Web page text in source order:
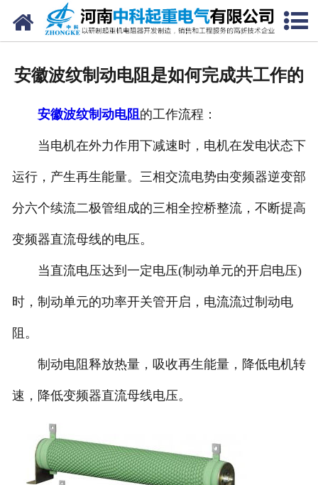
网站首页
公司风采
安徽波纹制动电阻是如何完成共工作的
安徽波纹制动电阻的工作流程：
当电机在外力作用下减速时，电机在发电状态下
运行，产生再生能量。三相交流电势由变频器逆变部
分六个续流二极管组成的三相全控桥整流，不断提高
变频器直流母线的电压。
当直流电压达到一定电压(制动单元的开启电压)
时，制动单元的功率开关管开启，电流流过制动电
阻。
制动电阻释放热量，吸收再生能量，降低电机转
速，降低变频器直流母线电压。